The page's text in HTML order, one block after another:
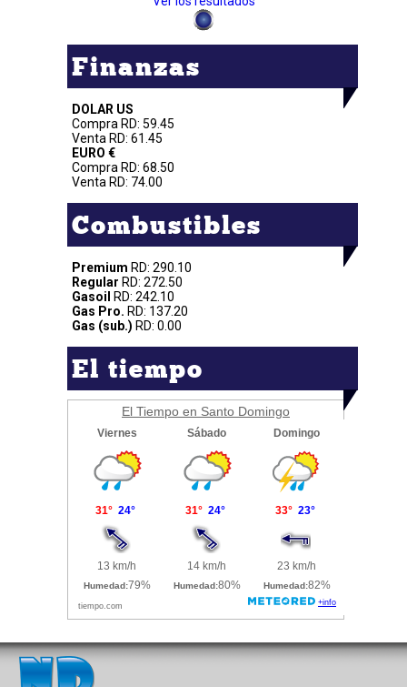
Finanzas
DOLAR US
Compra RD: 59.45
Venta RD: 61.45
EURO €
Compra RD: 68.50
Venta RD: 74.00
Combustibles
Premium RD: 290.10
Regular RD: 272.50
Gasoil RD: 242.10
Gas Pro. RD: 137.20
Gas (sub.) RD: 0.00
El tiempo
El Tiempo en Santo Domingo